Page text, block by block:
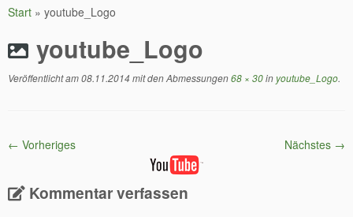
Inhalt
Start » youtube_Logo
youtube_Logo
Veröffentlicht am08.11.2014mit den Abmessungen68 × 30in youtube_Logo.
← Vorheriges Nächstes →
Kommentar verfassen